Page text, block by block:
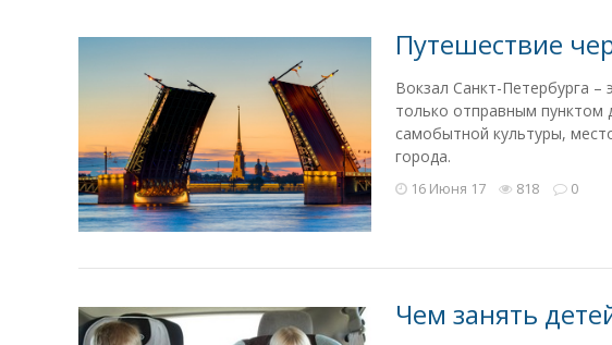
Путешествие
Вокзал Санкт-Петербурга
только отправным пунктом
самобытной культуры,
города.
16 Июня 17 818 0
Чем занять